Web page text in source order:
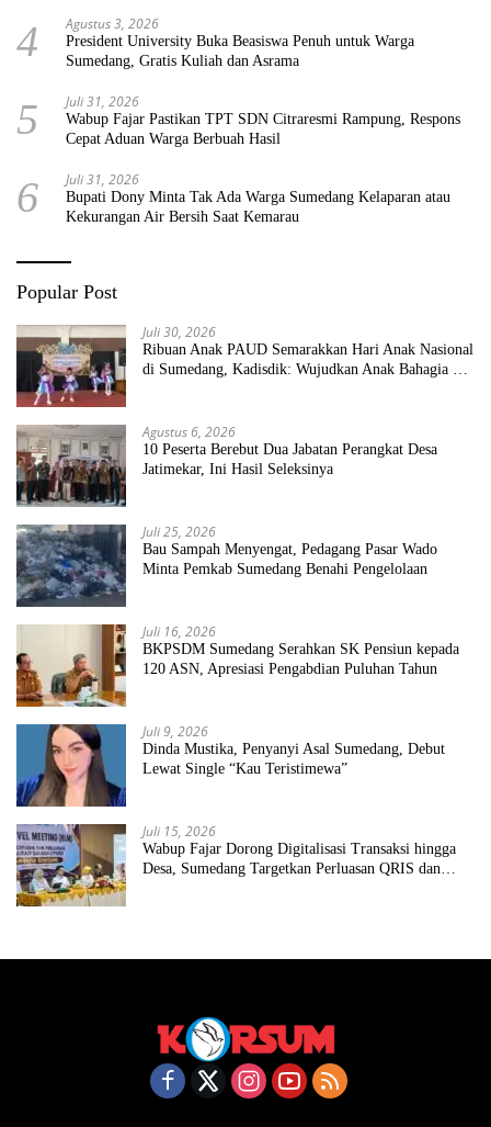
4 Agustus 3, 2026
President University Buka Beasiswa Penuh untuk Warga
Sumedang, Gratis Kuliah dan Asrama
5 Juli 31, 2026
Wabup Fajar Pastikan TPT SDN Citraresmi Rampung, Respons
Cepat Aduan Warga Berbuah Hasil
6 Juli 31, 2026
Bupati Dony Minta Tak Ada Warga Sumedang Kelaparan atau
Kekurangan Air Bersih Saat Kemarau
Popular Post
Juli 30, 2026
Ribuan Anak PAUD Semarakkan Hari Anak Nasional
di Sumedang, Kadisdik: Wujudkan Anak Bahagia dan
Agustus 6, 2026
10 Peserta Berebut Dua Jabatan Perangkat Desa
Jatimekar, Ini Hasil Seleksinya
Juli 25, 2026
Bau Sampah Menyengat, Pedagang Pasar Wado
Minta Pemkab Sumedang Benahi Pengelolaan
Juli 16, 2026
BKPSDM Sumedang Serahkan SK Pensiun kepada
120 ASN, Apresiasi Pengabdian Puluhan Tahun
Juli 9, 2026
Dinda Mustika, Penyanyi Asal Sumedang, Debut
Lewat Single “Kau Teristimewa”
Juli 15, 2026
Wabup Fajar Dorong Digitalisasi Transaksi hingga
Desa, Sumedang Targetkan Perluasan QRIS dan